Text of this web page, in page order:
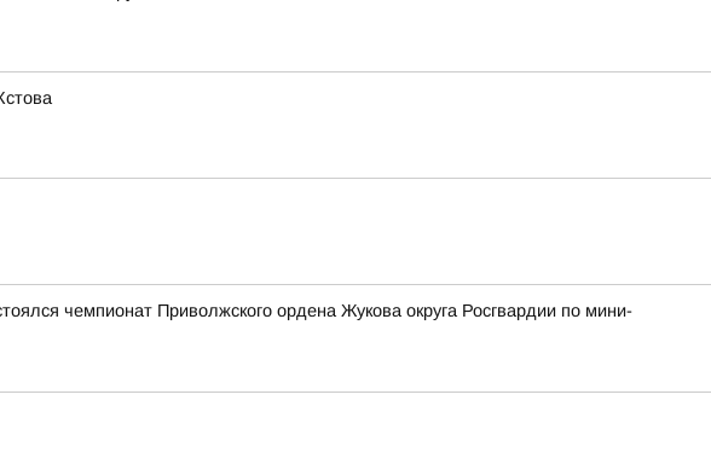
чемпионат Приволжского ордена Жукова округа Росгвардии по мини-